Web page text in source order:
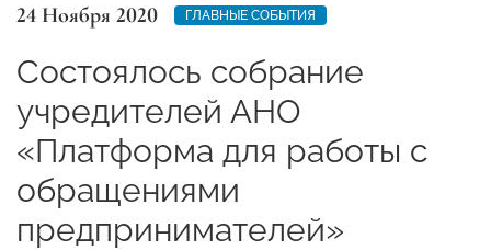
24 Ноября 2020 ГЛАВНЫЕ СОБЫТИЯ
Состоялось собрание
учредителей АНО
«Платформа для работы с
обращениями
предпринимателей»